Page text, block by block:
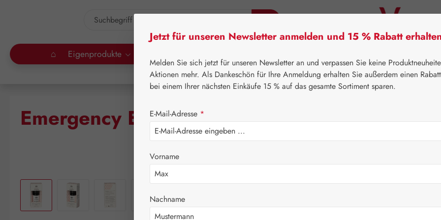
⌂ Eigenprodukte
⌂ Leitner Lifecare Kosmetik
Emergency Essence & Aromatherapie Roll-On
Regulärer
16,90
Inhalt:0.01
Jetzt für unseren Newsletter anmelden und 15 % Rabatt
Melden Sie sich jetzt für unseren Newsletter an und verpassen Sie keine
Aktionen mehr. Als Dankeschön für Ihre Anmeldung erhalten Sie außerdem einen
bei einem Ihrer nächsten Einkäufe 15 % auf das gesamte Sortiment sparen.
E-Mail-Adresse *
Vorname
Nachname